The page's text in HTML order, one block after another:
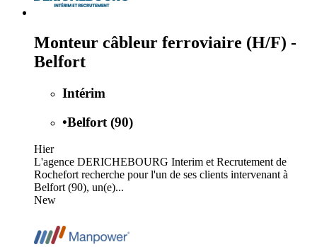
Monteur câbleur ferroviaire (H/F) -
Belfort
Intérim
•Belfort (90)
Hier
L'agence DERICHEBOURG Interim et Recrutement de
Rochefort recherche pour l'un de ses clients intervenant à
Belfort (90), un(e)...
New